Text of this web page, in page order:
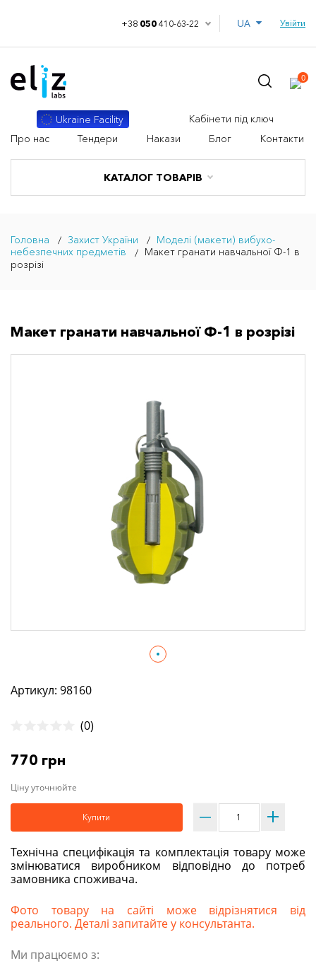
+38 050410-63-22 Увійти
КАТАЛОГ ТОВАРІВ
Ukraine Facility
Кабінети під ключ
Про нас
Тендери Накази Блог Контакти
0
Головна Захист України
Моделі (макети) вибухо-
небезпечних предметів
Макет гранати навчальної Ф-1 в
розрізі
Макет гранати навчальної Ф-1 в розрізі
Артикул: 98160
(0)
770 грн
Ціну уточнюйте
Купити
Технічна специфікація та комплектація товару може
змінюватися виробником відповідно до потреб
замовника споживача.
Фото товару на сайті може відрізнятися від
реального. Деталі запитайте у консультанта.
Ми працюємо з: